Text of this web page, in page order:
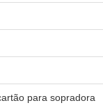
para sopradora